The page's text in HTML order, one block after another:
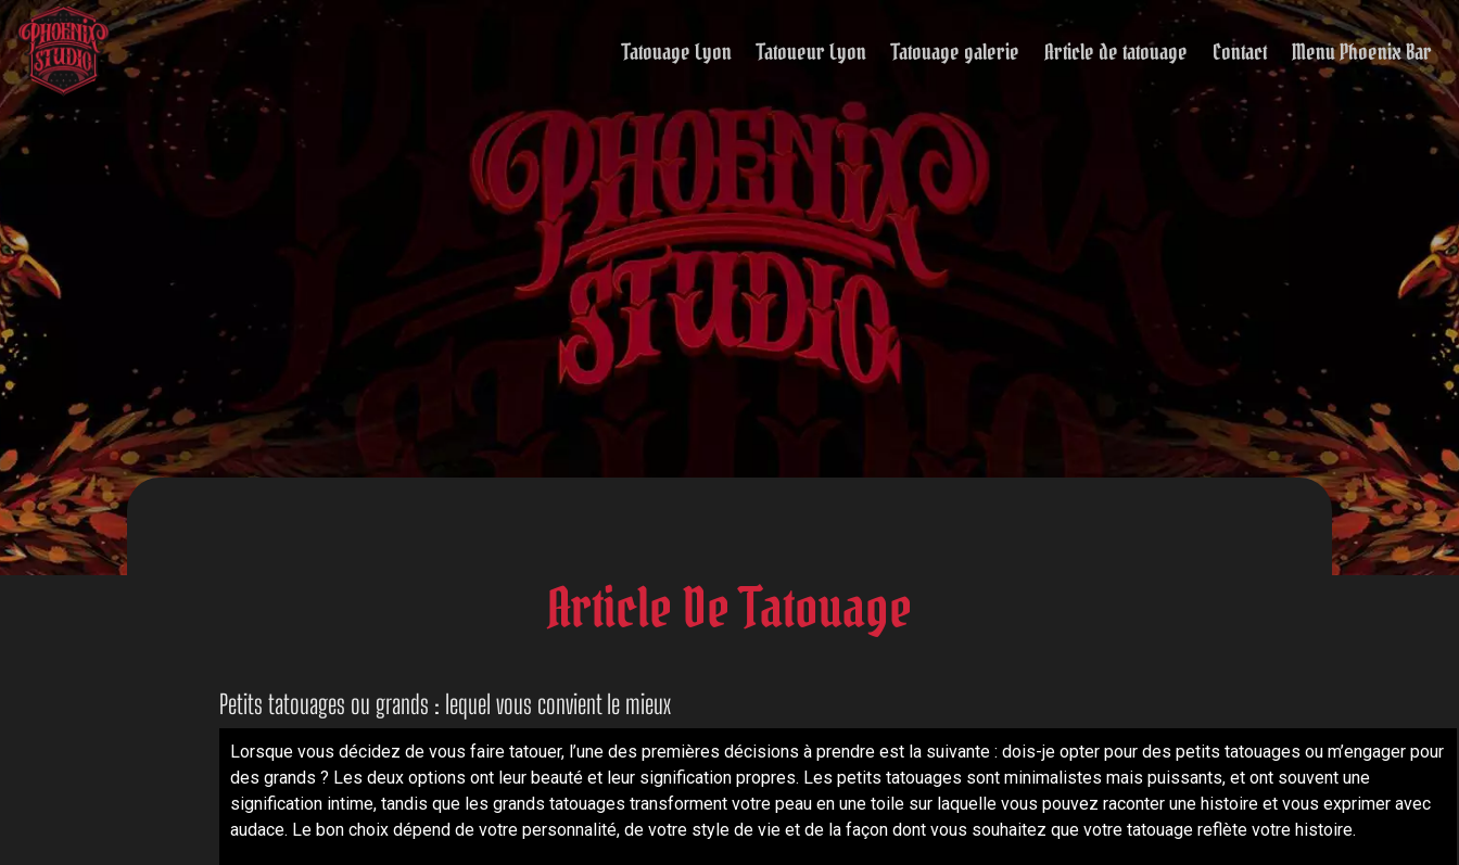
Tatouage Lyon Tatoueur Lyon Tatouage galerie Article de tatouage Contact Menu Phoenix Bar
Article De Tatouage
Petits tatouages ou grands : lequel vous convient le mieux
Lorsque vous décidez de vous faire tatouer, l’une des premières décisions à prendre est la suivante : dois-je opter pour des petits tatouages ou m’engager pour
des grands ? Les deux options ont leur beauté et leur signification propres. Les petits tatouages sont minimalistes mais puissants, et ont souvent une
signification intime, tandis que les grands tatouages transforment votre peau en une toile sur laquelle vous pouvez raconter une histoire et vous exprimer avec
audace. Le bon choix dépend de votre personnalité, de votre style de vie et de la façon dont vous souhaitez que votre tatouage reflète votre histoire.